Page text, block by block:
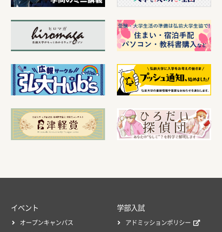
イベント
オープンキャンパス
学部入試
アドミッションポリシー